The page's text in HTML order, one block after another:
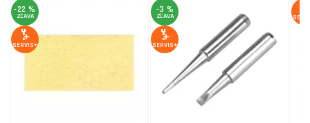
-22 %
ZĽAVA
SERVIS+
-3 %
ZĽAVA
SERVIS+